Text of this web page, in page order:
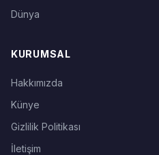
Dünya
KURUMSAL
Hakkımızda
Künye
Gizlilik Politikası
İletişim